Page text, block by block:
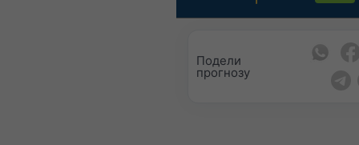
Подели
прогнозу